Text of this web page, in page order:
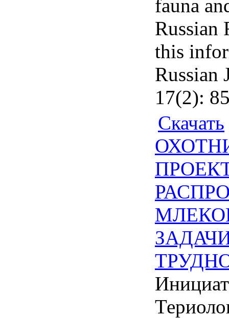
fauna
Russian
this
Russian
17(2):
Скачать